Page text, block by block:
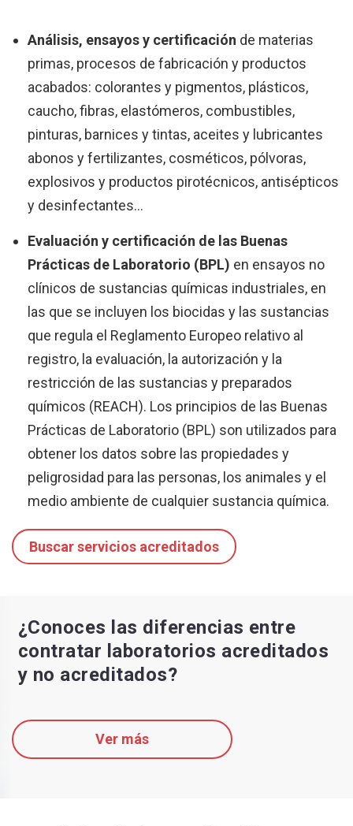
Análisis, ensayos y certificación de materias
primas, procesos de fabricación y productos
acabados: colorantes y pigmentos, plásticos,
caucho, fibras, elastómeros, combustibles,
pinturas, barnices y tintas, aceites y lubricantes
abonos y fertilizantes, cosméticos, pólvoras,
explosivos y productos pirotécnicos, antisépticos
y desinfectantes...
Evaluación y certificación de las Buenas
Prácticas de Laboratorio (BPL) en ensayos no
clínicos de sustancias químicas industriales, en
las que se incluyen los biocidas y las sustancias
que regula el Reglamento Europeo relativo al
registro, la evaluación, la autorización y la
restricción de las sustancias y preparados
químicos (REACH). Los principios de las Buenas
Prácticas de Laboratorio (BPL) son utilizados para
obtener los datos sobre las propiedades y
peligrosidad para las personas, los animales y el
medio ambiente de cualquier sustancia química.
Buscar servicios acreditados
¿Conoces las diferencias entre
contratar laboratorios acreditados
y no acreditados?
Ver más